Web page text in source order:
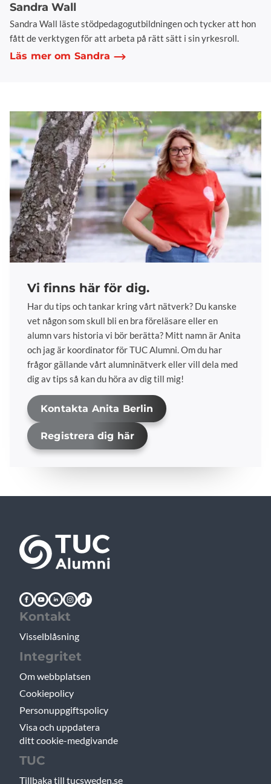
Sandra Wall
Sandra Wall läste stödpedagogutbildningen och tycker att hon
fått de verktygen för att arbeta på rätt sätt i sin yrkesroll.
Läs mer om Sandra
Vi finns här för dig.
Har du tips och tankar kring vårt nätverk? Du kanske
vet någon som skull bli en bra föreläsare eller en
alumn vars historia vi bör berätta? Mitt namn är Anita
och jag är koordinator för TUC Alumni. Om du har
frågor gällande vårt alumninätverk eller vill dela med
dig av tips så kan du höra av dig till mig!
Kontakta Anita Berlin
Registrera dig här
Kontakt
Visselblåsning
Integritet
Om webbplatsen
Cookiepolicy
Personuppgiftspolicy
Visa och uppdatera
ditt cookie-medgivande
TUC
Tillbaka till tucsweden.se